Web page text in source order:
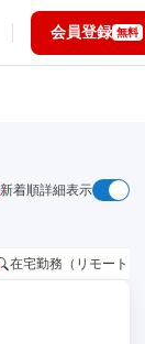
会員登録 無料
新着順詳細表示
在宅勤務（リモートワ